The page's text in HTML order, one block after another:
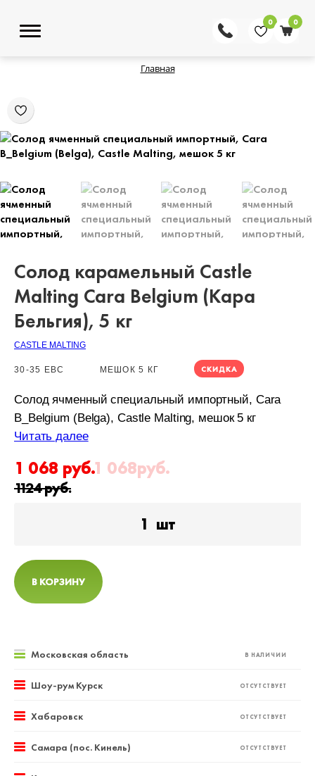
0 0
Главная
Солод карамельный Castle
Malting Cara Belgium (Кара
Бельгия), 5 кг
CASTLE MALTING
30-35 EBC МЕШОК 5 КГ СКИДКА
Солод ячменный специальный импортный, Cara
B_Belgium (Belga), Castle Malting, мешок 5 кг
Читать далее
1 068 руб.
1124руб.
1 068руб.
1 шт
В КОРЗИНУ
Московская область В НАЛИЧИИ
Шоу-рум Курск ОТСУТСТВУЕТ
Хабаровск ОТСУТСТВУЕТ
Самара (пос. Кинель) ОТСУТСТВУЕТ